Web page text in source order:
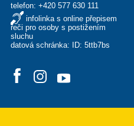
telefon: +420 577 630 111
infolinka s online přepisem
řeči pro osoby s postižením
sluchu
datová schránka: ID: 5ttb7bs